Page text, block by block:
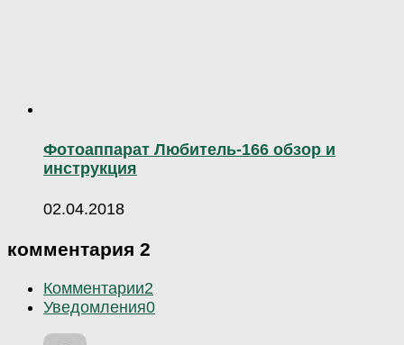
Фотоаппарат Любитель-166 обзор и
инструкция
02.04.2018
комментария 2
Комментарии2
Уведомления0